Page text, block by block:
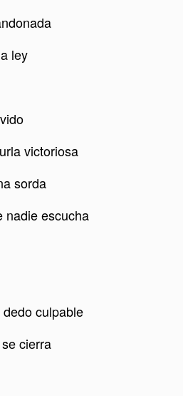
ley
victoriosa
sorda
nadie escucha
culpable
cierra